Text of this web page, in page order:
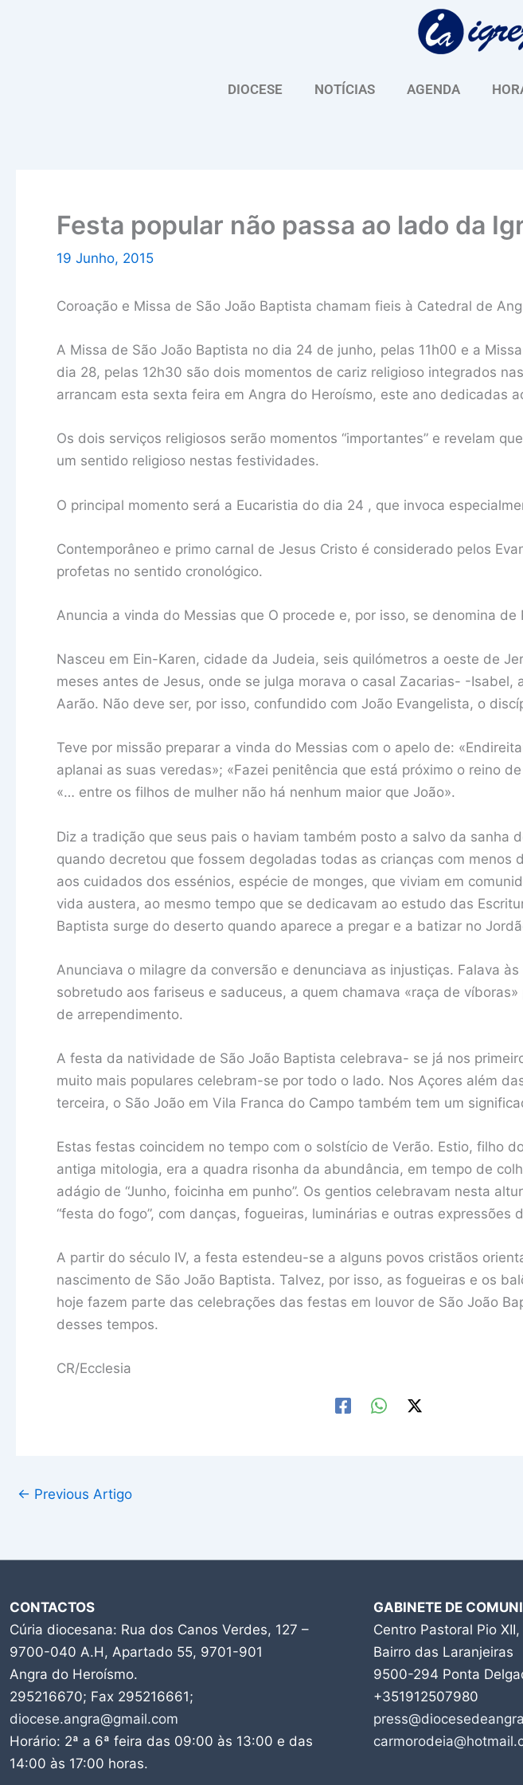
DIOCESE NOTÍCIAS AGENDA
Festa popular não passa ao lado da
19 Junho, 2015
Coroação e Missa de São João Baptista chamam fieis à Catedral de
A Missa de São João Baptista no dia 24 de junho, pelas 11h00 e a
dia 28, pelas 12h30 são dois momentos de cariz religioso integrados
arrancam esta sexta feira em Angra do Heroísmo, este ano dedicadas
Os dois serviços religiosos serão momentos “importantes” e revelam
um sentido religioso nestas festividades.
O principal momento será a Eucaristia do dia 24 , que invoca
Contemporâneo e primo carnal de Jesus Cristo é considerado pelos
profetas no sentido cronológico.
Anuncia a vinda do Messias que O procede e, por isso, se denomina de
Nasceu em Ein-Karen, cidade da Judeia, seis quilómetros a oeste de
meses antes de Jesus, onde se julga morava o casal Zacarias- -Isabel,
Aarão. Não deve ser, por isso, confundido com João Evangelista, o
Teve por missão preparar a vinda do Messias com o apelo de:
aplanai as suas veredas»; «Fazei penitência que está próximo o reino
«… entre os filhos de mulher não há nenhum maior que João».
Diz a tradição que seus pais o haviam também posto a salvo da sanha
quando decretou que fossem degoladas todas as crianças com menos
aos cuidados dos essénios, espécie de monges, que viviam em
vida austera, ao mesmo tempo que se dedicavam ao estudo das
Baptista surge do deserto quando aparece a pregar e a batizar no
Anunciava o milagre da conversão e denunciava as injustiças. Falava
sobretudo aos fariseus e saduceus, a quem chamava «raça de
de arrependimento.
A festa da natividade de São João Baptista celebrava- se já nos
muito mais populares celebram-se por todo o lado. Nos Açores além
terceira, o São João em Vila Franca do Campo também tem um
Estas festas coincidem no tempo com o solstício de Verão. Estio, filho
antiga mitologia, era a quadra risonha da abundância, em tempo de
adágio de “Junho, foicinha em punho”. Os gentios celebravam nesta
“festa do fogo”, com danças, fogueiras, luminárias e outras expressões
A partir do século IV, a festa estendeu-se a alguns povos cristãos
nascimento de São João Baptista. Talvez, por isso, as fogueiras e os
hoje fazem parte das celebrações das festas em louvor de São João
desses tempos.
CR/Ecclesia
← Previous Artigo
CONTACTOS
Cúria diocesana: Rua dos Canos Verdes, 127 –
9700-040 A.H, Apartado 55, 9701-901
Angra do Heroísmo.
295216670; Fax 295216661;
diocese.angra@gmail.com
Horário: 2ª a 6ª feira das 09:00 às 13:00 e das
14:00 às 17:00 horas.
GABINETE DE
Centro Pastoral Pio XII,
Bairro das Laranjeiras
9500-294 Ponta
+351912507980